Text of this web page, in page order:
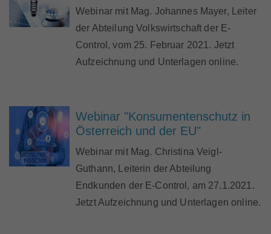
Webinar mit Mag. Johannes Mayer, Leiter
der Abteilung Volkswirtschaft der E-
Control, vom 25. Februar 2021. Jetzt
Aufzeichnung und Unterlagen online.
Webinar "Konsumentenschutz in
Österreich und der EU"
Webinar mit Mag. Christina Veigl-
Guthann, Leiterin der Abteilung
Endkunden der E-Control, am 27.1.2021.
Jetzt Aufzeichnung und Unterlagen online.